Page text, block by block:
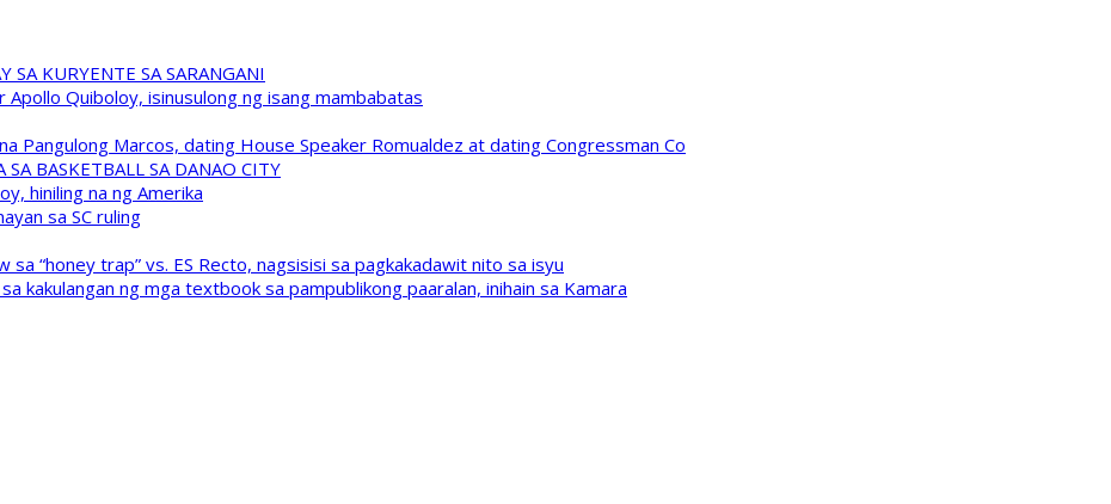
KURYENTE SA SARANGANI
Quiboloy, isinusulong ng isang mambabatas
Pangulong Marcos, dating House Speaker Romualdez at dating Congressman Co
SA BASKETBALL SA DANAO CITY
hiniling na ng Amerika
sa SC ruling
“honey trap” vs. ES Recto, nagsisisi sa pagkakadawit nito sa isyu
kakulangan ng mga textbook sa pampublikong paaralan, inihain sa Kamara